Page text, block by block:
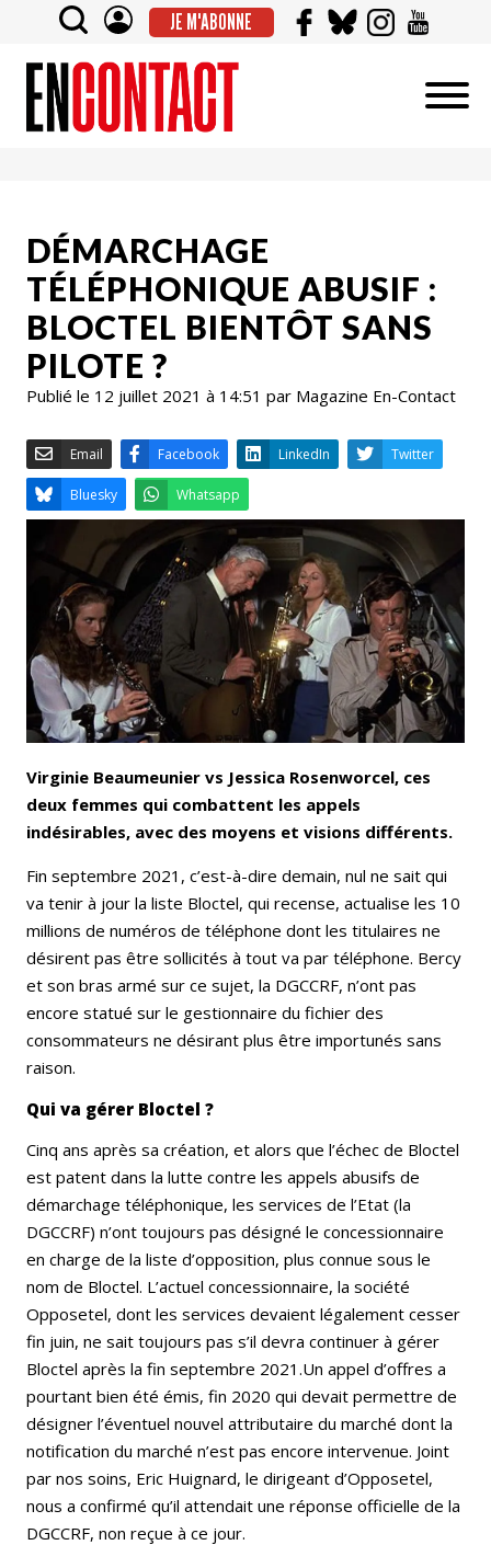
JE M'ABONNE
DÉMARCHAGE
TÉLÉPHONIQUE ABUSIF :
BLOCTEL BIENTÔT SANS
PILOTE ?
Publié le 12 juillet 2021 à 14:51 par Magazine En-Contact
Email Facebook LinkedIn
Bluesky Whatsapp
Virginie Beaumeunier vs Jessica Rosenworcel, ces
deux femmes qui combattent les appels
indésirables, avec des moyens et visions différents.
Fin septembre 2021, c’est-à-dire demain, nul ne sait qui
va tenir à jour la liste Bloctel, qui recense, actualise les 10
millions de numéros de téléphone dont les titulaires ne
désirent pas être sollicités à tout va par téléphone. Bercy
et son bras armé sur ce sujet, la DGCCRF, n’ont pas
encore statué sur le gestionnaire du fichier des
consommateurs ne désirant plus être importunés sans
raison.
Qui va gérer Bloctel ?
Cinq ans après sa création, et alors que l’échec de Bloctel
est patent dans la lutte contre les appels abusifs de
démarchage téléphonique, les services de l’Etat (la
DGCCRF) n’ont toujours pas désigné le concessionnaire
en charge de la liste d’opposition, plus connue sous le
nom de Bloctel. L’actuel concessionnaire, la société
Opposetel, dont les services devaient légalement cesser
fin juin, ne sait toujours pas s’il devra continuer à gérer
Bloctel après la fin septembre 2021.Un appel d’offres a
pourtant bien été émis, fin 2020 qui devait permettre de
désigner l’éventuel nouvel attributaire du marché dont la
notification du marché n’est pas encore intervenue. Joint
par nos soins, Eric Huignard, le dirigeant d’Opposetel,
nous a confirmé qu’il attendait une réponse officielle de la
DGCCRF, non reçue à ce jour.